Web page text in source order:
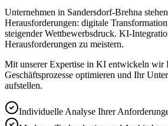
Unternehmen in Sandersdorf-Brehna
Herausforderungen: digitale
steigender Wettbewerbsdruck. KI-
Herausforderungen zu meistern.
Mit unserer Expertise in KI entwickeln wir
Geschäftsprozesse optimieren und Ihr
aufstellen.
Individuelle Analyse Ihrer